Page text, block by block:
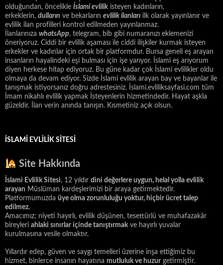
olduğundan, öncelikle İslami evlilik isteyen kadınların,
erkeklerin, dulların ve bekarların evlilik ilanları ilk olarak yayınlanır ve
evlilik ilan profilleri kontrol edilmeden yayınlanmaz.
İlanlarınıza whatsApp, telegram, bib gibi numaranızı eklemenizi
öneriyoruz. Ciddi bir evlilik aşaması ile ciddi ilişkiler kurmak isteyen
erkekler ve kadınlar için ortak bir platformdur. Bursa geneli eş arayan
insanların hayalindeki eşi bulması için işe yarıyor. İslami eş arıyorum
diyen herkese hitap ediyoruz. Bu güne kadar çok İslami evlilikler oldu
olmaya da devam ediyor. Sizde İslami evlilik arayan bay ve bayanlar ile
tanışmak istiyorsanız doğru adrestesiniz. İslami.evliliksayfasi.com tüm
İmam nikahlı evlilik yapmak İsteyenlerin hizmetindedir. Hayat aşkla
güzeldir. İlan verin anında tanışın. Kısmetiniz açık olsun.
İSLAMI EVLILIK SITESI
Site Hakkında
İslami Evlilik Sitesi, 12 yıldır dini değerlere uygun, helal yolla evlilik
arayan Müslüman kardeşlerimizi bir araya getirmektedir.
Platformumuzda üye olma zorunluluğu yoktur, hiçbir ücret talep
edilmez.
Amacımız; niyeti hayırlı, evlilik düşünen, tesettürlü ve muhafazakâr
bireyleri ahlaki sınırlar içinde tanıştırmakve hayırlı yuvalar
kurulmasına vesile olmaktır.
Yıllardır edep, güven ve saygı temelleri üzerine inşa ettiğimiz bu
hizmet, binlerce insanın hayatına mutluluk ve huzur getirmiştir.